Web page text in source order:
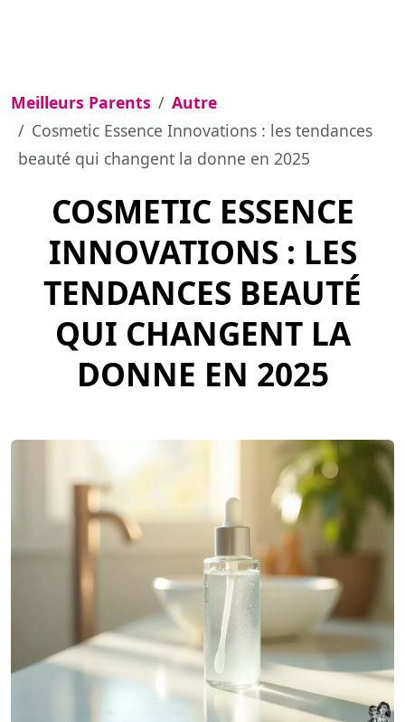
Meilleurs Parents
Autre
Cosmetic Essence Innovations : les tendances
beauté qui changent la donne en 2025
COSMETIC ESSENCE
INNOVATIONS : LES
TENDANCES BEAUTÉ
QUI CHANGENT LA
DONNE EN 2025